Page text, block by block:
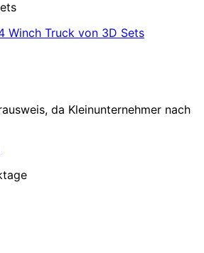
Winch Truck von 3D Sets
da Kleinunternehmer nach